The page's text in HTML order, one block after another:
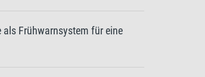
als Frühwarnsystem für eine